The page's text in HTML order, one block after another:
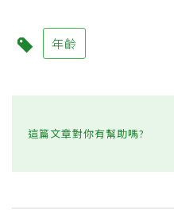
年齡
這篇文章對你有幫助嗎?